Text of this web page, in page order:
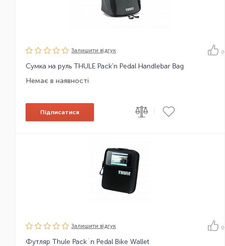
Залишити вiдгук 0
Сумка на руль THULE Pack'n Pedal Handlebar Bag
Немає в наявності
Підписатися
Залишити вiдгук 0
Футляр Thule Pack´n Pedal Bike Wallet